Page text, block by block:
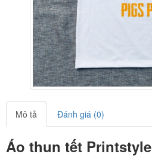
Mô tả Đánh giá (0)
Áo thun tết Printstyle